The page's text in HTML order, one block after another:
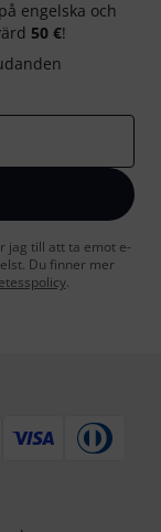
engelska och
50 €!
jag till att ta emot e-
Du finner mer
.